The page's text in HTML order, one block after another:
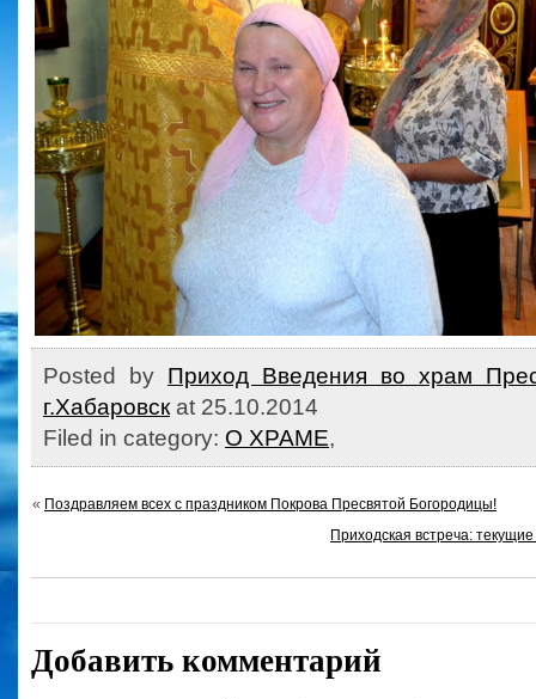
Posted by Приход Введения во храм
г.Хабаровск at 25.10.2014
Filed in category: О ХРАМЕ,
« Поздравляем всех с праздником Покрова Пресвятой Богородицы!
Приходская встреча:
Добавить комментарий